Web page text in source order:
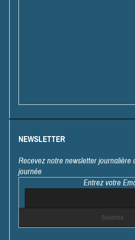
NEWSLETTER
Recevez notre newsletter journalière
journée
Entrez votre